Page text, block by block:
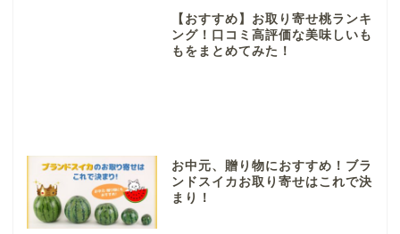
【おすすめ】お取り寄せ桃ランキ
ング！口コミ高評価な美味しいも
もをまとめてみた！
お中元、贈り物におすすめ！ブラ
ンドスイカお取り寄せはこれで決
まり！